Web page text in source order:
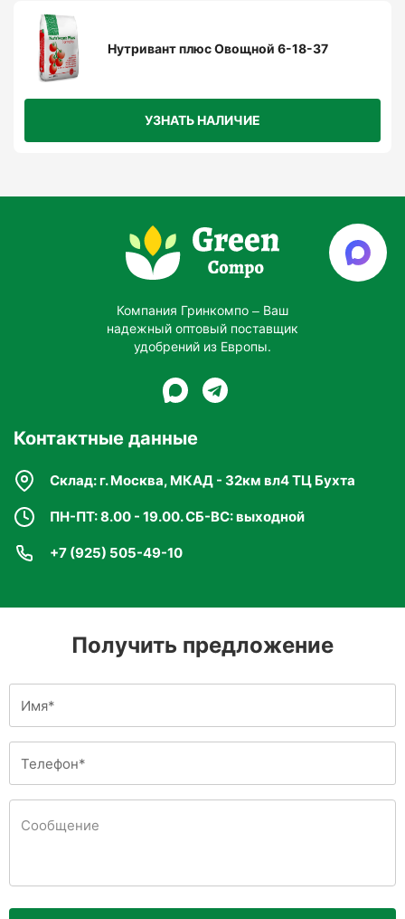
Высокое содержание калия идеально
подходит для овощных культур, улучшая
качество плодов.
Повышение урожайности:
Стимулирует цветение, завязывание плодов и
Повышает стрессоустойчивость растений к
засухе, заболеваниям и другим
Экономичность:
Быстрая усвояемость питательных веществ
позволяет снизить нормы внесения.
Универсальность:
Подходит для широкого спектра овощных
культур.
Нутривант плюс Овощной 6-18-37
УЗНАТЬ НАЛИЧИЕ
Компания Гринкомпо – Ваш
надежный оптовый поставщик
удобрений из Европы.
Контактные данные
Склад: г. Москва, МКАД - 32км вл4 ТЦ Бухта
ПН-ПТ: 8.00 - 19.00. СБ-ВС: выходной
+7 (925) 505-49-10
Получить предложение